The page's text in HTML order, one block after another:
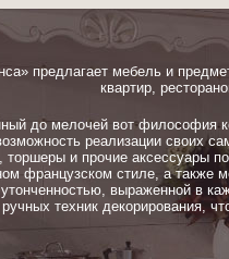
предлагает мебель и
квартир,
мелочей вот философия
реализации своих
и прочие аксессуары
французском стиле, а также
выраженной в
техник декорирования,